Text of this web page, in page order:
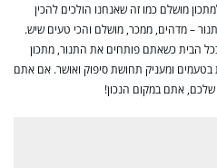
מושלם כמו זה שאנחנו הולכים להכין
– מדהים, ממכר, מושלם והכי טעים שיש.
הבית כשאתם פותחים את התנור, מתכון
ומעניק תחושת סיפוק ואושר. אם אתם
אתם במקום הנכון!